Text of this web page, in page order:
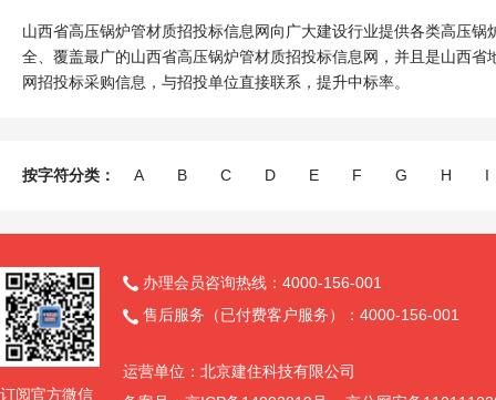
山西省高压锅炉管材质招投标信息网向广大建设行业提供各类高压
全、覆盖最广的山西省高压锅炉管材质招投标信息网，并且是山西
网招投标采购信息，与招投单位直接联系，提升中标率。
按字符分类： A B C D E F G H I
订阅官方微信
 办理会员咨询热线：4000-156-001
 售后服务（已付费客户服务）：4000-156-001
运营单位：北京建住科技有限公司